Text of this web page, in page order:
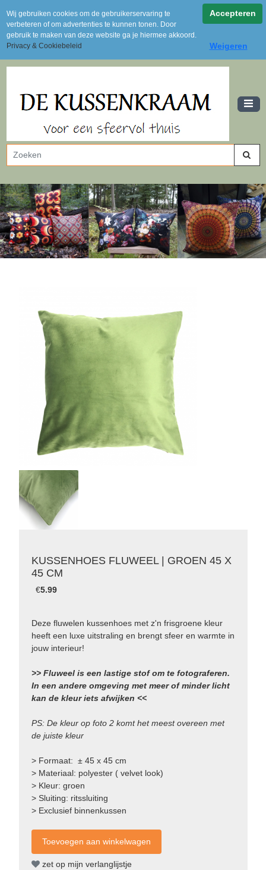
Achteraf betalen via Klarna
Levertijd 2 tot 3 dagen
Gratis verzending vanaf 100 euro (NL)
Uit voorraad leverbaar
KUSSENHOES FLUWEEL | GROEN 45 X
45 CM
€5.99
Deze fluwelen kussenhoes met z'n frisgroene kleur
heeft een luxe uitstraling en brengt sfeer en warmte in
jouw interieur!
>> Fluweel is een lastige stof om te fotograferen.
In een andere omgeving met meer of minder licht
kan de kleur iets afwijken <<
PS: De kleur op foto 2 komt het meest overeen met
de juiste kleur
> Formaat: ± 45 x 45 cm
> Materiaal: polyester ( velvet look)
> Kleur: groen
> Sluiting: ritssluiting
> Exclusief binnenkussen
zet op mijn verlanglijstje
Wij gebruiken cookies om de gebruikerservaring te
verbeteren of om advertenties te kunnen tonen. Door
gebruik te maken van deze website ga je hiermee akkoord.
Privacy & Cookiebeleid
Accepteren
Weigeren